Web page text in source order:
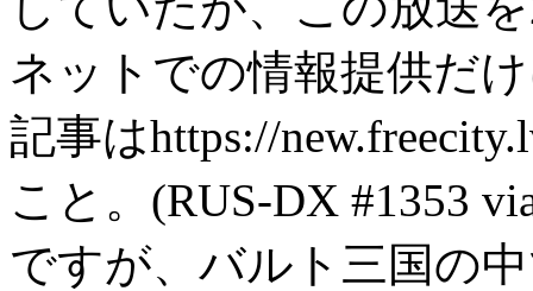
ネットでの情報提供だ
記事はhttps://
こと。(RUS-DX #1353
ですが、バルト三国の